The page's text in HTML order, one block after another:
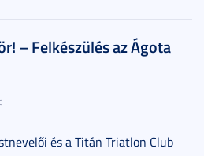
– Felkészülés az Ágota
és a Titán Triatlon Club